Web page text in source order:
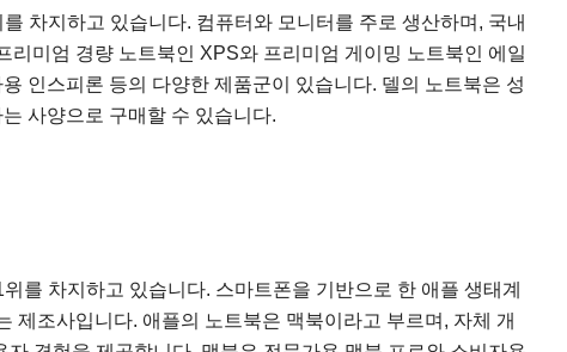
차지하고 있습니다. 컴퓨터와 모니터를 주로 생산하며, 국내
미엄 경량 노트북인 XPS와 프리미엄 게이밍 노트북인 에일
인스피론 등의 다양한 제품군이 있습니다. 델의 노트북은 성
사양으로 구매할 수 있습니다.
를 차지하고 있습니다. 스마트폰을 기반으로 한 애플 생태계
제조사입니다. 애플의 노트북은 맥북이라고 부르며, 자체 개